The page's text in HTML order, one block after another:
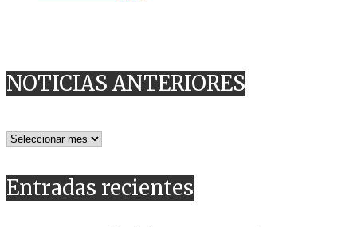
NOTICIAS ANTERIORES
NOTICIAS
Entradas recientes